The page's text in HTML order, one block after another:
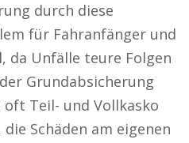
durch diese
für Fahranfänger und
da Unfälle teure Folgen
Grundabsicherung
Teil- und Vollkasko
Schäden am eigenen